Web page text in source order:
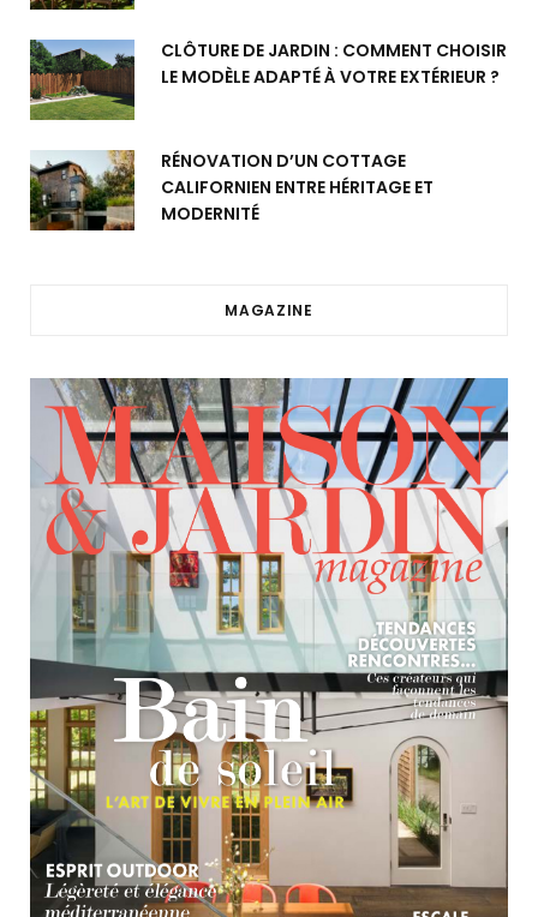
CLÔTURE DE JARDIN : COMMENT CHOISIR
LE MODÈLE ADAPTÉ À VOTRE EXTÉRIEUR ?
RÉNOVATION D’UN COTTAGE
CALIFORNIEN ENTRE HÉRITAGE ET
MODERNITÉ
MAGAZINE